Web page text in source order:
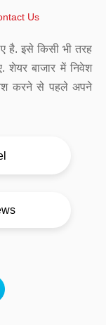
Us
है. इसे किसी भी तरह
शेयर बाजार में निवेश
करने से पहले अपने